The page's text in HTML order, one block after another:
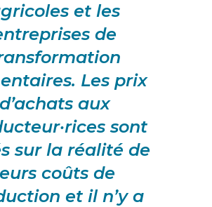
et les
de
Les prix
d’achats aux
sont
sur la réalité de
coûts de
et il n’y a